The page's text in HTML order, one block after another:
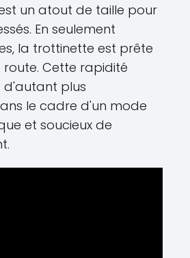
un atout de taille pour
En seulement
la trottinette est prête
Cette rapidité
d'autant plus
le cadre d'un mode
et soucieux de